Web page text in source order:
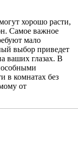
хорошо расти,
Самое важное
мало
выбор приведет
ваших глазах. В
в комнатах без
от